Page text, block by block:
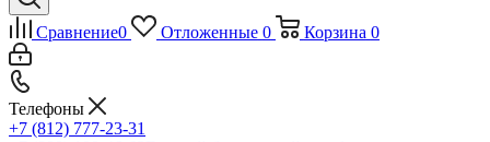
Сравнение0 Отложенные 0 Корзина 0
Телефоны
+7 (812) 777-23-31